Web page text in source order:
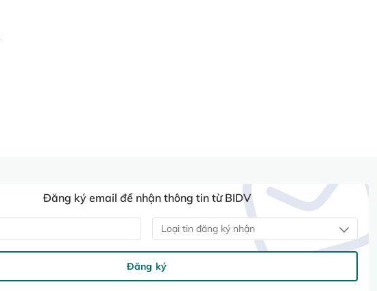
Đăng ký email để nhận thông tin từ BIDV
Loại tin đăng ký nhận
Đăng ký